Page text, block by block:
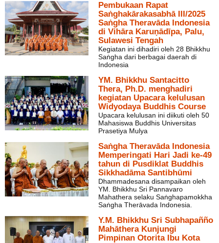
Pembukaan Rapat
Saṅghakārakasabhā III/2025
Saṅgha Theravāda Indonesia
di Vihāra Karuṇādīpa, Palu,
Sulawesi Tengah
Kegiatan ini dihadiri oleh 28 Bhikkhu
Saṅgha dari berbagai daerah di
Indonesia
YM. Bhikkhu Santacitto
Thera, Ph.D. menghadiri
kegiatan Upacara kelulusan
Widyodaya Buddhis Course
Upacara kelulusan ini diikuti oleh 50
Mahasiswa Buddhis Universitas
Prasetiya Mulya
Saṅgha Theravāda Indonesia
Memperingati Hari Jadi ke-49
tahun di Pusdiklat Buddhis
Sikkhadāma Santibhūmi
Dhammadesana disampaikan oleh
YM. Bhikkhu Sri Pannavaro
Mahathera selaku Saṅghapamokkha
Saṅgha Therāvada Indonesia.
Y.M. Bhikkhu Sri Subhapañño
Mahāthera Kunjungi
Pimpinan Otorita Ibu Kota